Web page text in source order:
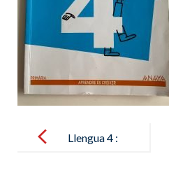
navigation
Llengua 4 :